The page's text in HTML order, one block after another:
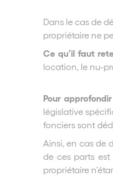
Dans le cas de
propriétaire ne
Ce qu’il faut
location, le nu-
Pour
législative
fonciers sont
Ainsi, en cas de
de ces parts
propriétaire